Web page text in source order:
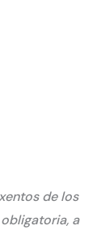
de los
a